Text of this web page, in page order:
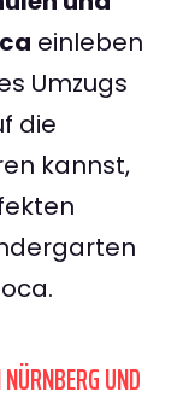
einleben
Umzugs
die
kannst,
UND